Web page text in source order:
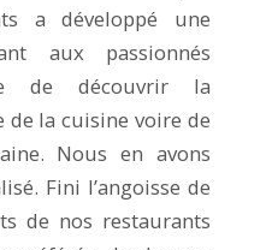
a développé une
aux passionnés
de découvrir la
de la cuisine voire de
Nous en avons
Fini l’angoisse de
de nos restaurants